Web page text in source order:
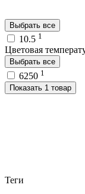
Выбрать все
10.5 1
Цветовая
Выбрать все
6250 1
Показать 1 товар
Теги